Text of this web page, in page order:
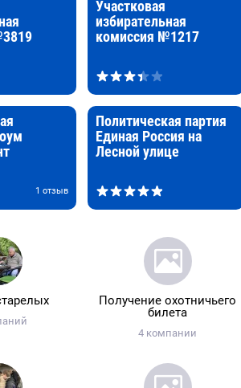
Участковая
избирательная
комиссия №1217
1 отзыв
Политическая партия
Единая Россия на
Лесной улице
Получение охотничьего
билета
4 компании